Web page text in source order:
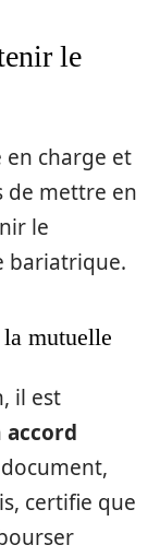
le
en charge et
de mettre en
le
bariatrique.
mutuelle
il est
accord
certifie que